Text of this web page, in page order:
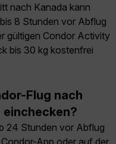
nach Kanada kann
8 Stunden vor Abflug
gültigen Condor Activity
bis 30 kg kostenfrei
Flug nach
einchecken?
24 Stunden vor Abflug